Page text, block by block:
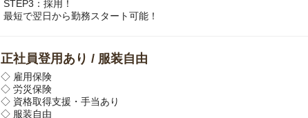
STEP3：採用！
最短で翌日から勤務スタート可能！
正社員登用あり / 服装自由
◇ 雇用保険
◇ 労災保険
◇ 資格取得支援・手当あり
◇ 服装自由